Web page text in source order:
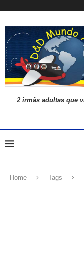
2 irmãs adultas que
Home Tags